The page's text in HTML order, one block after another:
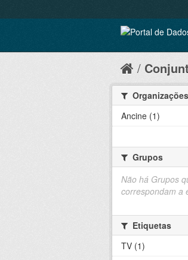
Organizações
Ancine (1)
Grupos
Não há Grupos
correspondam a
Etiquetas
TV (1)